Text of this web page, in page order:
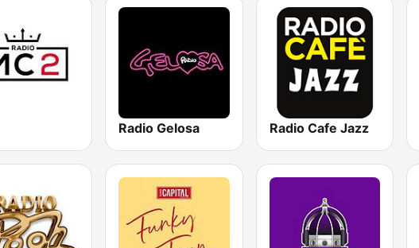
Radio Gelosa Radio Cafe Jazz